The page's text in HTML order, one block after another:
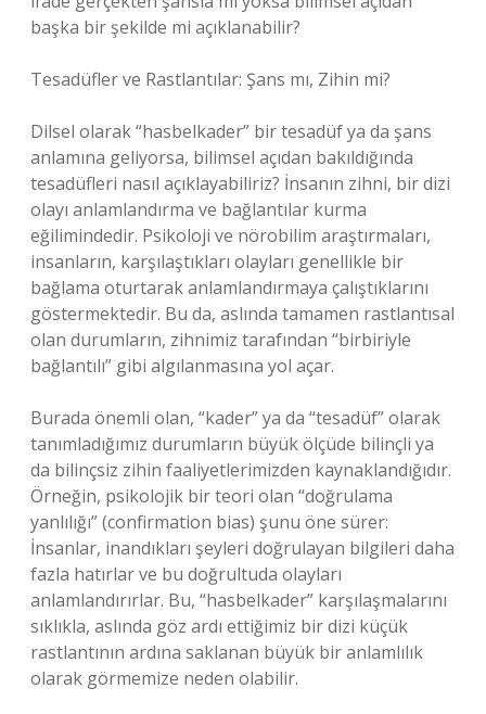
başka bir şekilde mi açıklanabilir?
Tesadüfler ve Rastlantılar: Şans mı, Zihin mi?
Dilsel olarak “hasbelkader” bir tesadüf ya da şans
anlamına geliyorsa, bilimsel açıdan bakıldığında
tesadüfleri nasıl açıklayabiliriz? İnsanın zihni, bir dizi
olayı anlamlandırma ve bağlantılar kurma
eğilimindedir. Psikoloji ve nörobilim araştırmaları,
insanların, karşılaştıkları olayları genellikle bir
bağlama oturtarak anlamlandırmaya çalıştıklarını
göstermektedir. Bu da, aslında tamamen rastlantısal
olan durumların, zihnimiz tarafından “birbiriyle
bağlantılı” gibi algılanmasına yol açar.
Burada önemli olan, “kader” ya da “tesadüf” olarak
tanımladığımız durumların büyük ölçüde bilinçli ya
da bilinçsiz zihin faaliyetlerimizden kaynaklandığıdır.
Örneğin, psikolojik bir teori olan “doğrulama
yanlılığı” (confirmation bias) şunu öne sürer:
İnsanlar, inandıkları şeyleri doğrulayan bilgileri daha
fazla hatırlar ve bu doğrultuda olayları
anlamlandırırlar. Bu, “hasbelkader” karşılaşmalarını
sıklıkla, aslında göz ardı ettiğimiz bir dizi küçük
rastlantının ardına saklanan büyük bir anlamlılık
olarak görmemize neden olabilir.